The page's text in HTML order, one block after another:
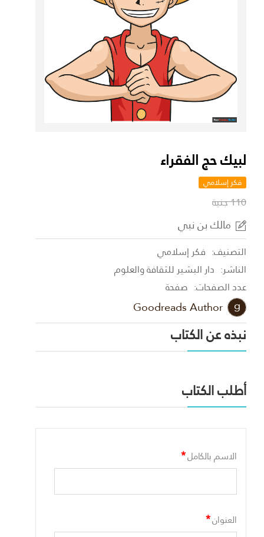
لبيك حج الفقراء
فكر إسلامي
110 جنية
مالك بن نبي
التصنيف: فكر إسلامي
الناشر: دار البشير للثقافة والعلوم
عدد الصفحات: صفحة
Goodreads Author
نبذه عن الكتاب
أطلب الكتاب
الاسم بالكامل*
العنوان*